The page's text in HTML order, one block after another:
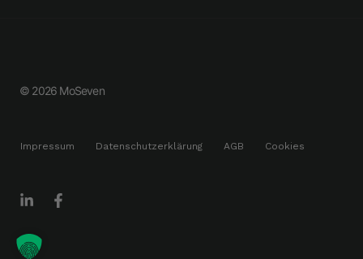
© 2026 MoSeven
Impressum Datenschutzerklärung AGB Cookies